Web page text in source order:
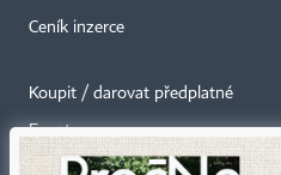
Ceník inzerce
Koupit / darovat předplatné
Eventy
Newslettery